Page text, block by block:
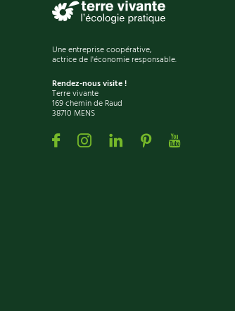
Une entreprise coopérative,
actrice de l'économie responsable.
Rendez-nous visite !
Terre vivante
169 chemin de Raud
38710 MENS
FacebookInstagramLinkedin
PinterestYoutube